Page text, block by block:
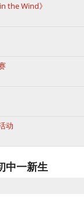
the Wind》
动
中一新生